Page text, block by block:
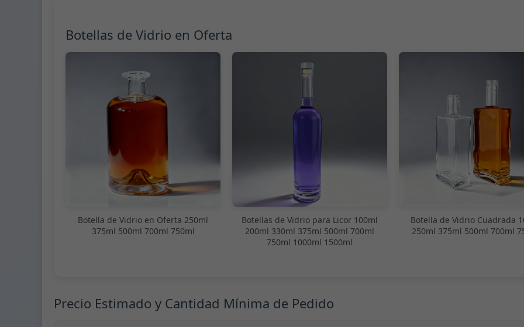
Botellas de Vidrio en Oferta
Botella de Vidrio en Oferta 250ml
375ml 500ml 700ml 750ml
Botellas de Vidrio para Licor 100ml
200ml 330ml 375ml 500ml 700ml
750ml 1000ml 1500ml
Botella de Vidrio Cuadrada
250ml 375ml 500ml 700ml
Precio Estimado y Cantidad Mínima de Pedido